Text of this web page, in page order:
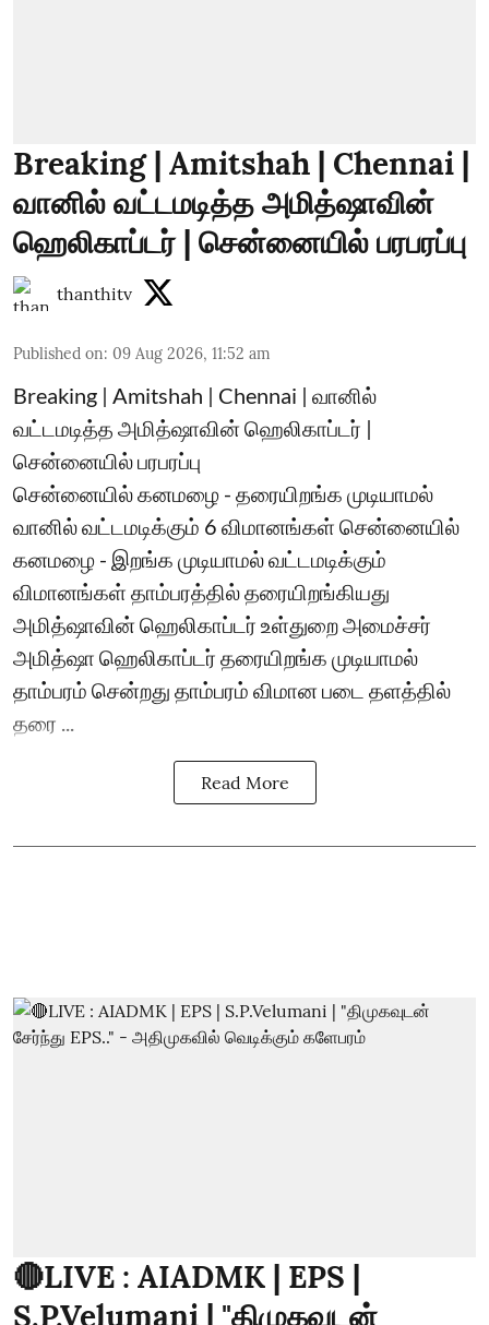
Breaking | Amitshah | Chennai |
வானில் வட்டமடித்த அமித்ஷாவின்
ஹெலிகாப்டர் | சென்னையில் பரபரப்பு
thanthitv
Published on: 09 Aug 2026, 11:52 am
Breaking | Amitshah | Chennai | வானில்
வட்டமடித்த அமித்ஷாவின் ஹெலிகாப்டர் |
சென்னையில் பரபரப்பு
சென்னையில் கனமழை - தரையிறங்க முடியாமல்
வானில் வட்டமடிக்கும் 6 விமானங்கள் சென்னையில்
கனமழை - இறங்க முடியாமல் வட்டமடிக்கும்
விமானங்கள் தாம்பரத்தில் தரையிறங்கியது
அமித்ஷாவின் ஹெலிகாப்டர் உள்துறை அமைச்சர்
அமித்ஷா ஹெலிகாப்டர் தரையிறங்க முடியாமல்
தாம்பரம் சென்றது தாம்பரம் விமான படை தளத்தில்
தரை ...
Read More
🔴LIVE : AIADMK | EPS |
S.P.Velumani | "திமுகவுடன்